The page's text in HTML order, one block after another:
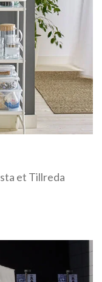
et Tillreda